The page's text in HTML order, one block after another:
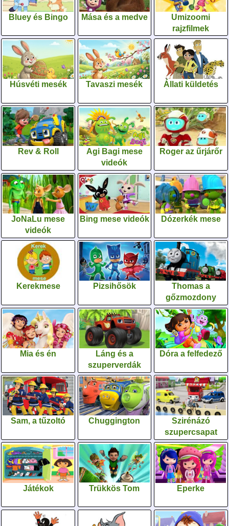
Bluey és Bingo Mása és a medve
Umizoomi
rajzfilmek
Húsvéti mesék Tavaszi mesék Állati küldetés
Rev & Roll
Agi Bagi mese
videók
Roger az űrjárőr
JoNaLu mese
videók
Bing mese videók Dózerkék mese
Kerekmese Pizsihősök
Thomas a
gőzmozdony
Mia és én
Láng és a
szuperverdák
Dóra a felfedező
Sam, a tűzoltó Chuggington
Szirénázó
szupercsapat
Játékok Trükkös Tom Eperke